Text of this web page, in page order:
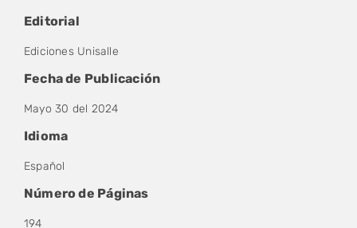
Editorial
Ediciones Unisalle
Fecha de Publicación
Mayo 30 del 2024
Idioma
Español
Número de Páginas
194